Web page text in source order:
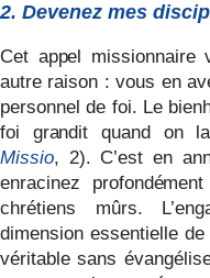
2. Devenez mes
Cet appel
autre raison : vous en
personnel de foi. Le
foi grandit quand on
Missio, 2). C’est en
enracinez
chrétiens mûrs.
dimension essentielle
véritable sans